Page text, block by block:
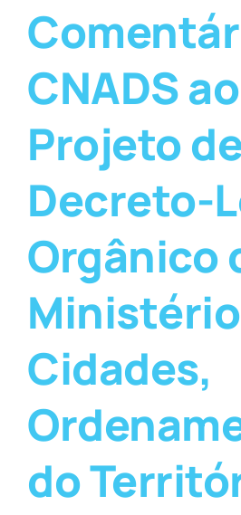
CNADS ao
Projeto
Decreto-
Orgânico
Cidades,
do